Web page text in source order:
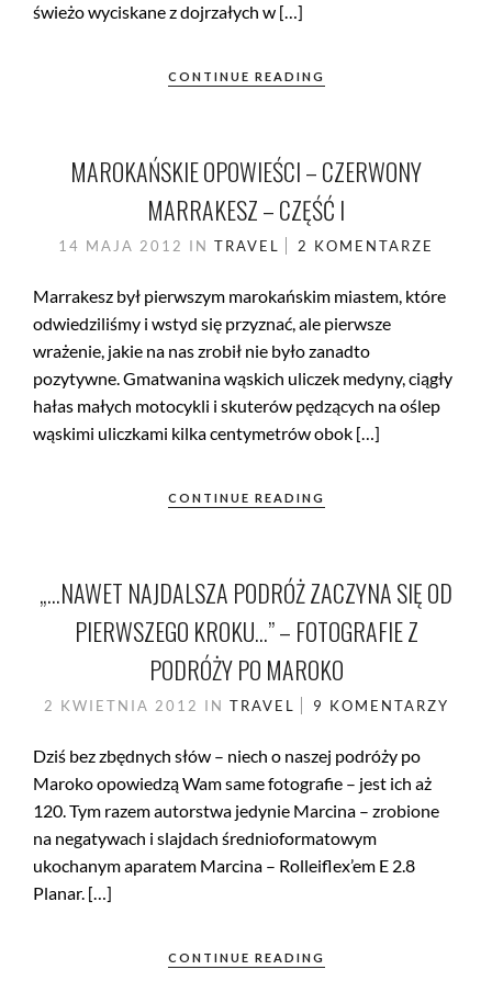
świeżo wyciskane z dojrzałych w […]
CONTINUE READING
MAROKAŃSKIE OPOWIEŚCI – CZERWONY
MARRAKESZ – CZĘŚĆ I
14 MAJA 2012 IN TRAVEL 2 KOMENTARZE
Marrakesz był pierwszym marokańskim miastem, które
odwiedziliśmy i wstyd się przyznać, ale pierwsze
wrażenie, jakie na nas zrobił nie było zanadto
pozytywne. Gmatwanina wąskich uliczek medyny, ciągły
hałas małych motocykli i skuterów pędzących na oślep
wąskimi uliczkami kilka centymetrów obok […]
CONTINUE READING
„…NAWET NAJDALSZA PODRÓŻ ZACZYNA SIĘ OD
PIERWSZEGO KROKU…” – FOTOGRAFIE Z
PODRÓŻY PO MAROKO
2 KWIETNIA 2012 IN TRAVEL 9 KOMENTARZY
Dziś bez zbędnych słów – niech o naszej podróży po
Maroko opowiedzą Wam same fotografie – jest ich aż
120. Tym razem autorstwa jedynie Marcina – zrobione
na negatywach i slajdach średnioformatowym
ukochanym aparatem Marcina – Rolleiflex’em E 2.8
Planar. […]
CONTINUE READING